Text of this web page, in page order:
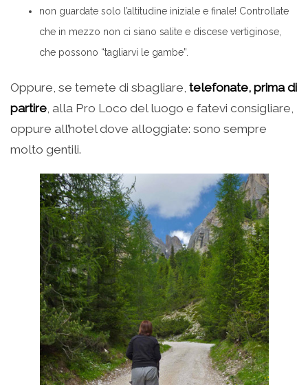
non guardate solo l’altitudine iniziale e finale! Controllate
che in mezzo non ci siano salite e discese vertiginose,
che possono “tagliarvi le gambe”.
Oppure, se temete di sbagliare, telefonate, prima di
partire, alla Pro Loco del luogo e fatevi consigliare,
oppure all’hotel dove alloggiate: sono sempre
molto gentili.